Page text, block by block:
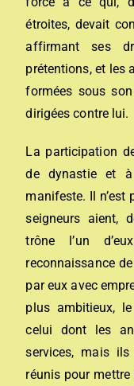
étroites, devait
affirmant ses
prétentions, et les
formées sous
dirigées contre lui.
La participation
de dynastie et à
manifeste. Il n’est
seigneurs aient,
trône l’un
reconnaissance
par eux avec
plus ambitieux,
celui dont les
services, mais
réunis pour mettre